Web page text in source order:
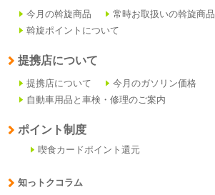
今月の斡旋商品
常時お取扱いの斡旋商品
斡旋ポイントについて
提携店について
提携店について
今月のガソリン価格
自動車用品と車検・修理のご案内
ポイント制度
喫食カードポイント還元
知っトクコラム